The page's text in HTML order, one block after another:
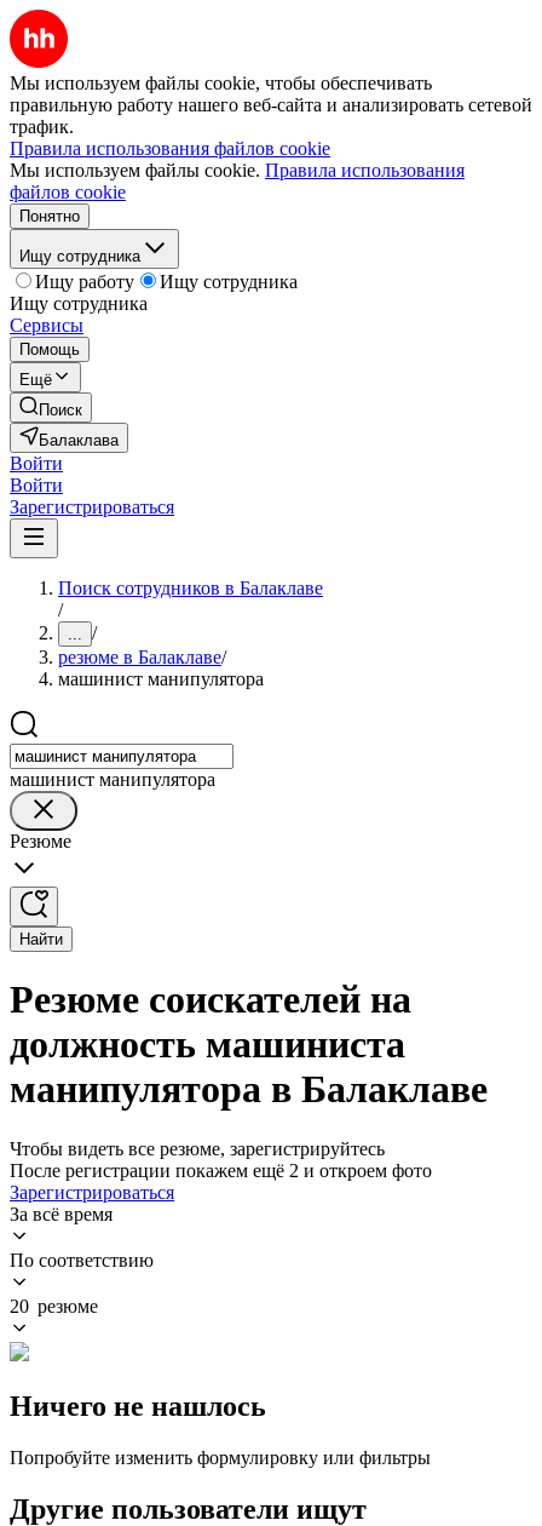
Мы используем файлы cookie, чтобы обеспечивать
правильную работу нашего веб-сайта и анализировать сетевой
трафик.
Правила использования файлов cookie
Мы используем файлы cookie. Правила использования
файлов cookie
Понятно
Ищу сотрудника
Ищу работу
Ищу сотрудника
Ищу сотрудника
Сервисы
Помощь
Ещё
Поиск
Балаклава
Войти
Войти
Зарегистрироваться
Поиск сотрудников в Балаклаве
/
... /
резюме в Балаклаве/
машинист манипулятора
машинист манипулятора
Резюме
Найти
Резюме соискателей на
должность машиниста
манипулятора в Балаклаве
Чтобы видеть все резюме, зарегистрируйтесь
После регистрации покажем ещё 2 и откроем фото
Зарегистрироваться
За всё время
По соответствию
20 резюме
Ничего не нашлось
Попробуйте изменить формулировку или фильтры
Другие пользователи ищут